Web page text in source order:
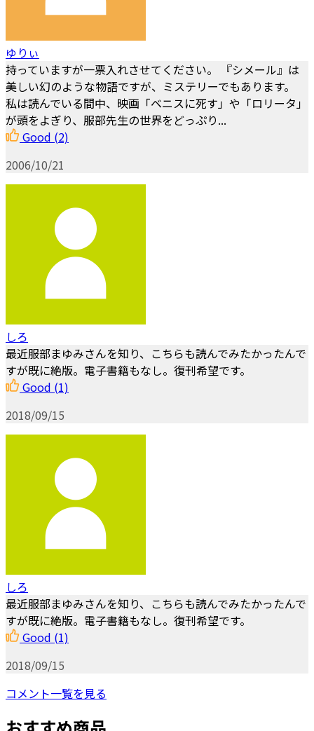
ゆりぃ
持っていますが一票入れさせてください。 『シメール』は
美しい幻のような物語ですが、ミステリーでもあります。
私は読んでいる間中、映画「ベニスに死す」や「ロリータ」
が頭をよぎり、服部先生の世界をどっぷり...
Good (2)
2006/10/21
しろ
最近服部まゆみさんを知り、こちらも読んでみたかったんで
すが既に絶版。電子書籍もなし。復刊希望です。
Good (1)
2018/09/15
しろ
最近服部まゆみさんを知り、こちらも読んでみたかったんで
すが既に絶版。電子書籍もなし。復刊希望です。
Good (1)
2018/09/15
コメント一覧を見る